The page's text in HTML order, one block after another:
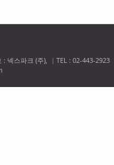
넥스파크 (주), | TEL : 02-443-2923